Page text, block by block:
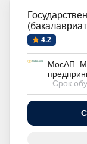
4.2
МосАП.
Срок